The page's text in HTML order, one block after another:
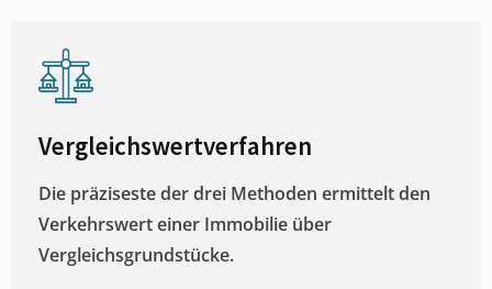
Vergleichswertverfahren
Die präziseste der drei Methoden ermittelt den
Verkehrswert einer Immobilie über
Vergleichsgrundstücke.